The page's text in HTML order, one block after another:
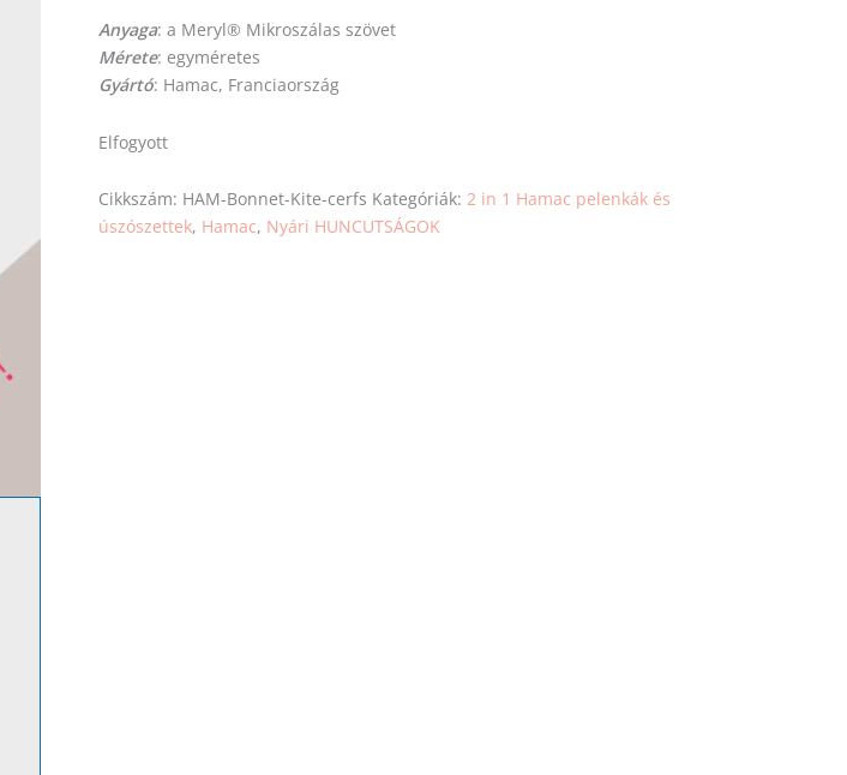
Anyaga: a Meryl® Mikroszálas szövet
Mérete: egyméretes
Gyártó: Hamac, Franciaország
Elfogyott
Cikkszám: HAM-Bonnet-Kite-cerfs Kategóriák: 2 in 1 Hamac pelenkák és
úszószettek, Hamac, Nyári HUNCUTSÁGOK